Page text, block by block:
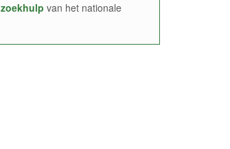
zoekhulp van het nationale